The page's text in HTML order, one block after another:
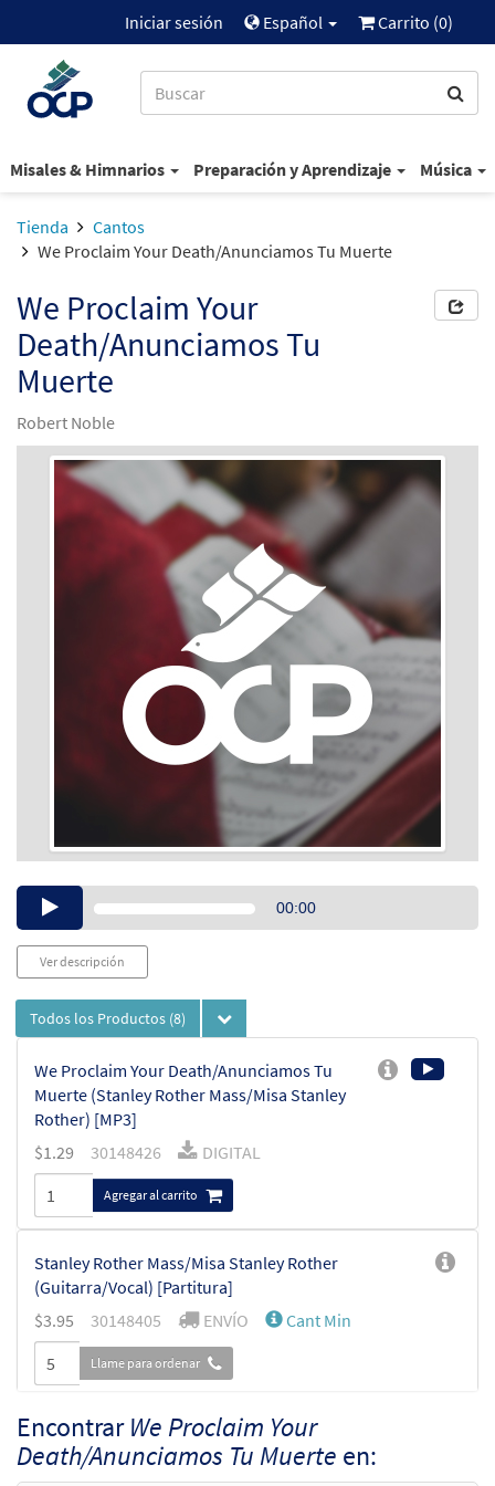
Iniciar sesión Español Carrito (0)
Misales & Himnarios Preparación y Aprendizaje Música
Tienda
Cantos
We Proclaim Your Death/Anunciamos Tu Muerte
We Proclaim Your
Death/Anunciamos Tu
Muerte
Robert Noble
Audio00:00
Ver descripción
Todos los Productos (8)
We Proclaim Your Death/Anunciamos Tu
Muerte (Stanley Rother Mass/Misa Stanley
Rother) [MP3]
$1.29 30148426 DIGITAL
Agregar al carrito
Stanley Rother Mass/Misa Stanley Rother
(Guitarra/Vocal) [Partitura]
$3.95 30148405 ENVÍO Cant Min
Llame para ordenar
Stanley Rother Mass/Misa Stanley Rother (Choral
Only) [Partitura]
EncontrarWe Proclaim Your
Death/Anunciamos Tu Muerte en: